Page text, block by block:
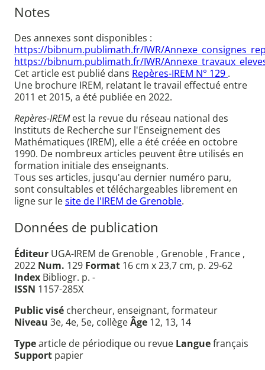
Notes
Des annexes sont disponibles :
https://bibnum.publimath.fr/IWR/
https://bibnum.publimath.fr/IWR/
Cet article est publié dans Repères-IREM N° 129 .
Une brochure IREM, relatant le travail effectué entre
2011 et 2015, a été publiée en 2022.
Repères-IREMest la revue du réseau national des
Instituts de Recherche sur l'Enseignement des
Mathématiques (IREM), elle a été créée en octobre
1990. De nombreux articles peuvent être utilisés en
formation initiale des enseignants.
Tous ses articles, jusqu'au dernier numéro paru,
sont consultables et téléchargeables librement en
ligne sur lesite de l'IREM de Grenoble.
Données de publication
Éditeur UGA-IREM de Grenoble , Grenoble , France ,
2022 Num. 129 Format 16 cm x 23,7 cm, p. 29-62
Index Bibliogr. p. -
ISSN 1157-285X
Public visé chercheur, enseignant, formateur
Niveau 3e, 4e, 5e, collègeÂge 12, 13, 14
Typearticle de périodique ou revue Languefrançais
Support papier